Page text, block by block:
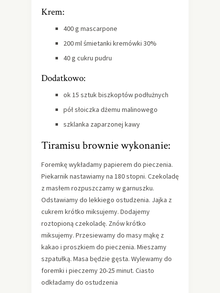
Krem:
400 g mascarpone
200 ml śmietanki kremówki 30%
40 g cukru pudru
Dodatkowo:
ok 15 sztuk biszkoptów podłużnych
pół słoiczka dżemu malinowego
szklanka zaparzonej kawy
Tiramisu brownie wykonanie:
Foremkę wykładamy papierem do pieczenia.
Piekarnik nastawiamy na 180 stopni. Czekoladę
z masłem rozpuszczamy w garnuszku.
Odstawiamy do lekkiego ostudzenia. Jajka z
cukrem krótko miksujemy. Dodajemy
roztopioną czekoladę. Znów krótko
miksujemy. Przesiewamy do masy mąkę z
kakao i proszkiem do pieczenia. Mieszamy
szpatułką. Masa będzie gęsta. Wylewamy do
foremki i pieczemy 20-25 minut. Ciasto
odkładamy do ostudzenia